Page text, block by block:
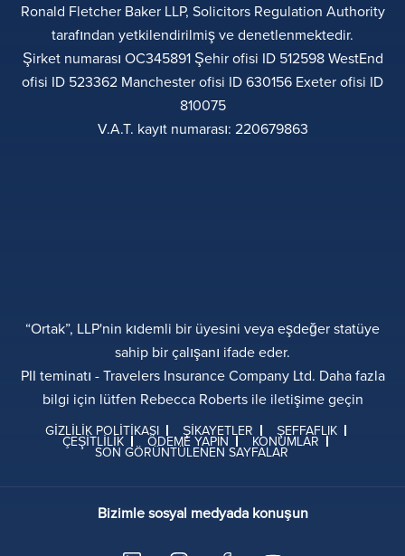
Ronald Fletcher Baker LLP, Solicitors Regulation Authority
tarafından yetkilendirilmiş ve denetlenmektedir.
Şirket numarası OC345891 Şehir ofisi ID 512598 WestEnd
ofisi ID 523362 Manchester ofisi ID 630156 Exeter ofisi ID
810075
V.A.T. kayıt numarası: 220679863
“Ortak”, LLP'nin kıdemli bir üyesini veya eşdeğer statüye
sahip bir çalışanı ifade eder.
PII teminatı - Travelers Insurance Company Ltd. Daha fazla
bilgi için lütfen Rebecca Roberts ile iletişime geçin
GIZLILIK POLITIKASI ŞIKAYETLER ŞEFFAFLIK
ÇEŞITLILIK ÖDEME YAPIN KONUMLAR
SON GÖRÜNTÜLENEN SAYFALAR
Bizimle sosyal medyada konuşun